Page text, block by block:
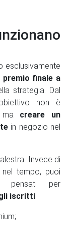
esclusivamente
premio finale a
strategia. Dal
non è
ma creare un
in negozio nel
Invece di
tempo, puoi
per
iscritti: